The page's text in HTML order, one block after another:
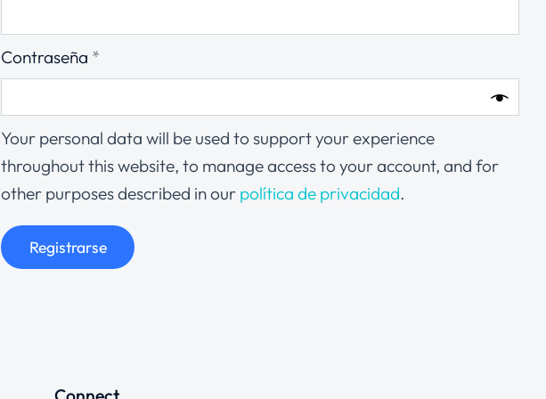
Contraseña *
Your personal data will be used to support your experience
throughout this website, to manage access to your account, and for
other purposes described in our política de privacidad.
Registrarse